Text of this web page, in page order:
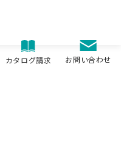
カタログ請求 お問い合わせ